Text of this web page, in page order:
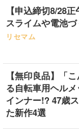
【申込締切8/28
スライムや電池
リセマム
【無印良品】「
る自転車用ヘル
インナー!? 47歳
た新作4選